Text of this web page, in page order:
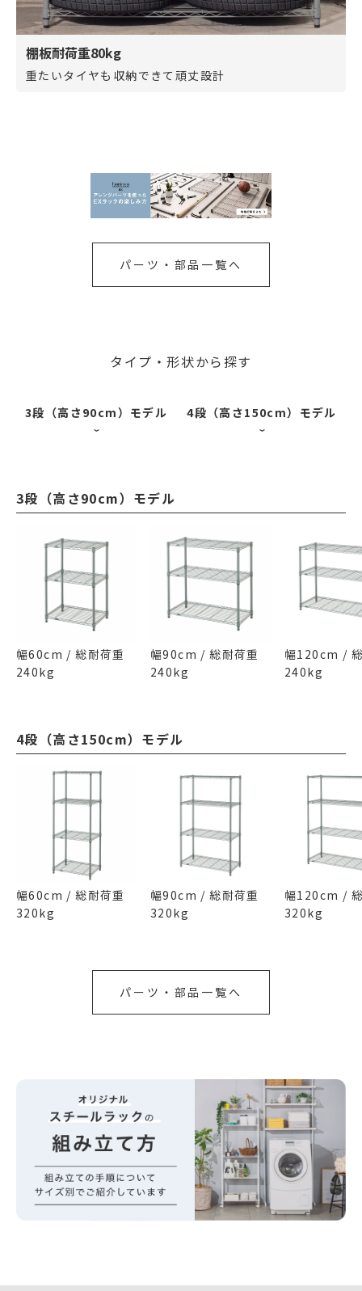
棚板耐荷重80kg
重たいタイヤも収納できて頑丈設計
パーツ・部品一覧へ
タイプ・形状から探す
3段（高さ90cm）モデル 4段（高さ150cm）モデル
3段（高さ90cm）モデル
幅60cm / 総耐荷重
240kg
幅90cm / 総耐荷重
240kg
幅120cm /
240kg
4段（高さ150cm）モデル
幅60cm / 総耐荷重
320kg
幅90cm / 総耐荷重
320kg
幅120cm /
320kg
パーツ・部品一覧へ